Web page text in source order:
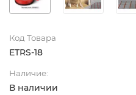
Код Товара
ETRS-18
Наличие:
В наличии